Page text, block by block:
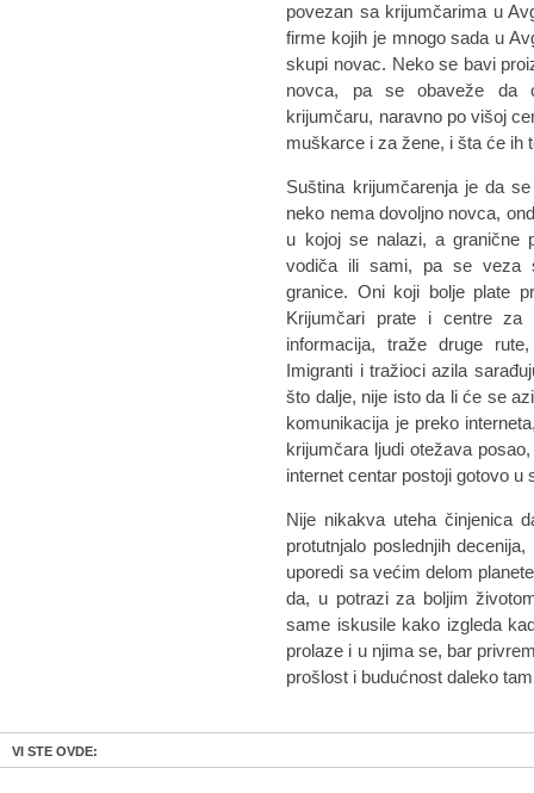
povezan sa krijumčarima u
firme kojih je mnogo sada u
skupi novac. Neko se bavi
novca, pa se obaveže da
krijumčaru, naravno po višoj
muškarce i za žene, i šta će ih
Suština krijumčarenja je da
neko nema dovoljno novca,
u kojoj se nalazi, a granične
vodiča ili sami, pa se veza
granice. Oni koji bolje plate
Krijumčari prate i centre
informacija, traže druge
Imigranti i tražioci azila
što dalje, nije isto da li će se
komunikacija je preko
krijumčara ljudi otežava
internet centar postoji gotovo
Nije nikakva uteha činjenica
protutnjalo poslednjih
uporedi sa većim delom
da, u potrazi za boljim
same iskusile kako izgleda
prolaze i u njima se, bar
prošlost i budućnost daleko
VI STE OVDE: